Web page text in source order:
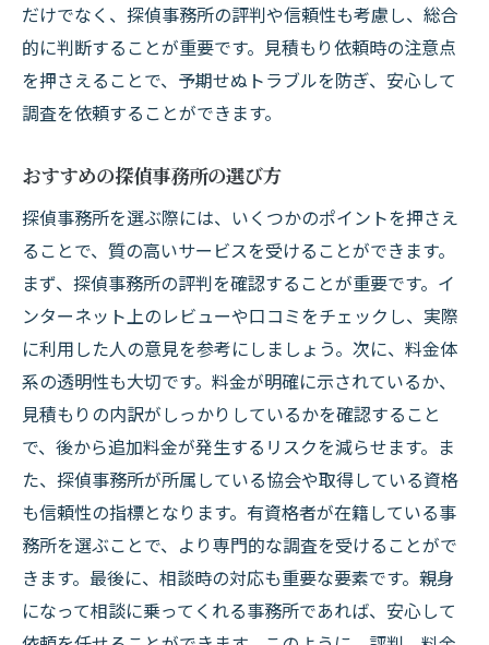
だけでなく、探偵事務所の評判や信頼性も考慮し、総合
的に判断することが重要です。見積もり依頼時の注意点
を押さえることで、予期せぬトラブルを防ぎ、安心して
調査を依頼することができます。
おすすめの探偵事務所の選び方
探偵事務所を選ぶ際には、いくつかのポイントを押さえ
ることで、質の高いサービスを受けることができます。
まず、探偵事務所の評判を確認することが重要です。イ
ンターネット上のレビューや口コミをチェックし、実際
に利用した人の意見を参考にしましょう。次に、料金体
系の透明性も大切です。料金が明確に示されているか、
見積もりの内訳がしっかりしているかを確認すること
で、後から追加料金が発生するリスクを減らせます。ま
た、探偵事務所が所属している協会や取得している資格
も信頼性の指標となります。有資格者が在籍している事
務所を選ぶことで、より専門的な調査を受けることがで
きます。最後に、相談時の対応も重要な要素です。親身
になって相談に乗ってくれる事務所であれば、安心して